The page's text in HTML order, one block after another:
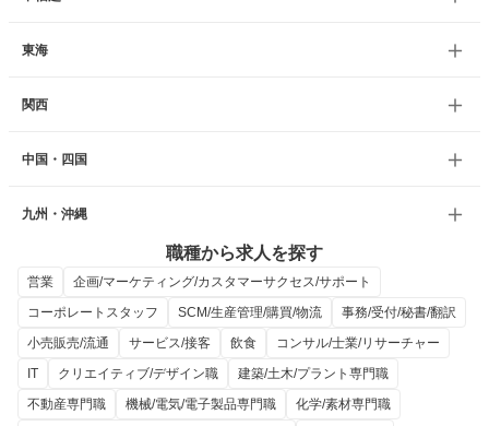
東海
関西
中国・四国
九州・沖縄
職種から求人を探す
営業
企画/マーケティング/カスタマーサクセス/サポート
コーポレートスタッフ
SCM/生産管理/購買/物流
事務/受付/秘書/翻訳
小売販売/流通
サービス/接客 飲食
コンサル/士業/リサーチャー
IT
クリエイティブ/デザイン職
建築/土木/プラント専門職
不動産専門職
機械/電気/電子製品専門職
化学/素材専門職